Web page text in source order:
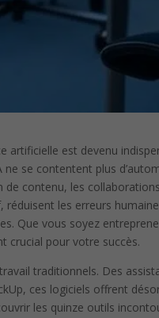
artificielle est devenu
se contentent plus
contenu, les
réduisent les erreurs
Que vous soyez
crucial pour votre succès.
traditionnels. Des
ces logiciels offrent
les quinze outils